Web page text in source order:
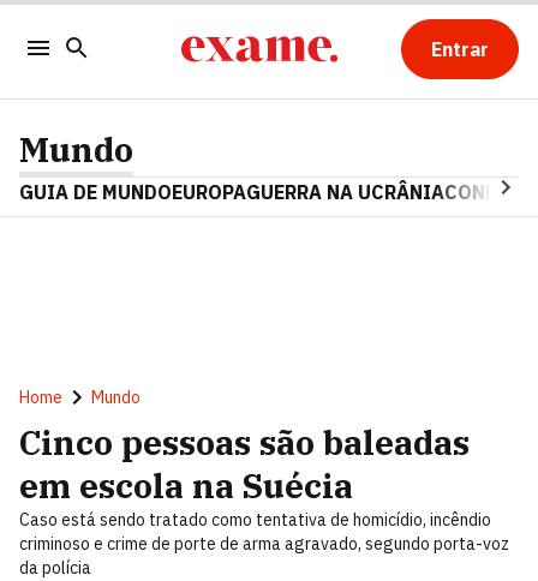
Entrar
Mundo
GUIA DE MUNDOEUROPAGUERRA NA UCRÂNIA
Home Mundo
Cinco pessoas são baleadas
em escola na Suécia
Caso está sendo tratado como tentativa de homicídio, incêndio
criminoso e crime de porte de arma agravado, segundo porta-voz
da polícia